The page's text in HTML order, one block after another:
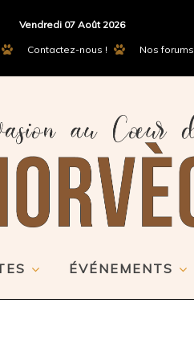
Vendredi 07 Août 2026
Contactez-nous ! Nos forums
ÉVÉNEMENTS